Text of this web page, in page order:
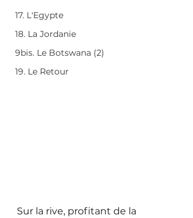
17. L'Egypte
18. La Jordanie
9bis. Le Botswana (2)
19. Le Retour
Sur la rive, profitant de la